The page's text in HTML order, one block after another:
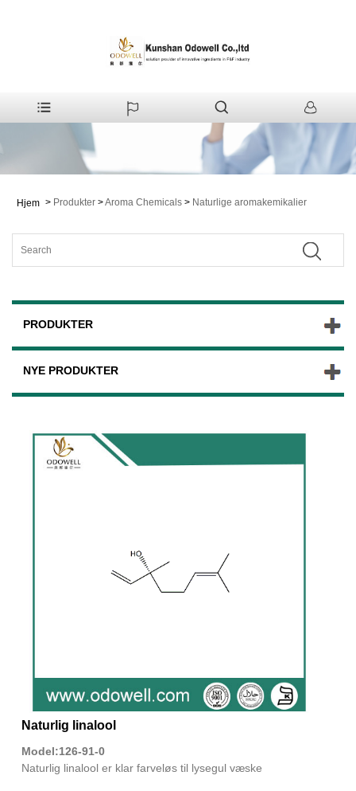
Hjem > Produkter >Aroma Chemicals > Naturlige aromakemikalier
PRODUKTER
NYE PRODUKTER
Naturlig linalool
Model:126-91-0
Naturlig linalool er klar farveløs til lysegul væske